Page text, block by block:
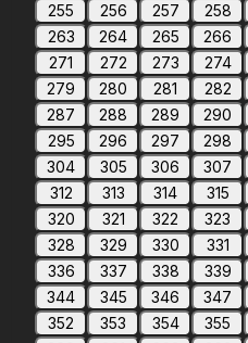
255
256 257 258
263
264 265 266
271
272 273 274
279
280 281 282
287
288 289 290
295
296 297 298
304
305 306 307
312
313 314 315
320
321 322 323
328
329 330 331
336
337 338 339
344
345 346 347
352
353 354 355